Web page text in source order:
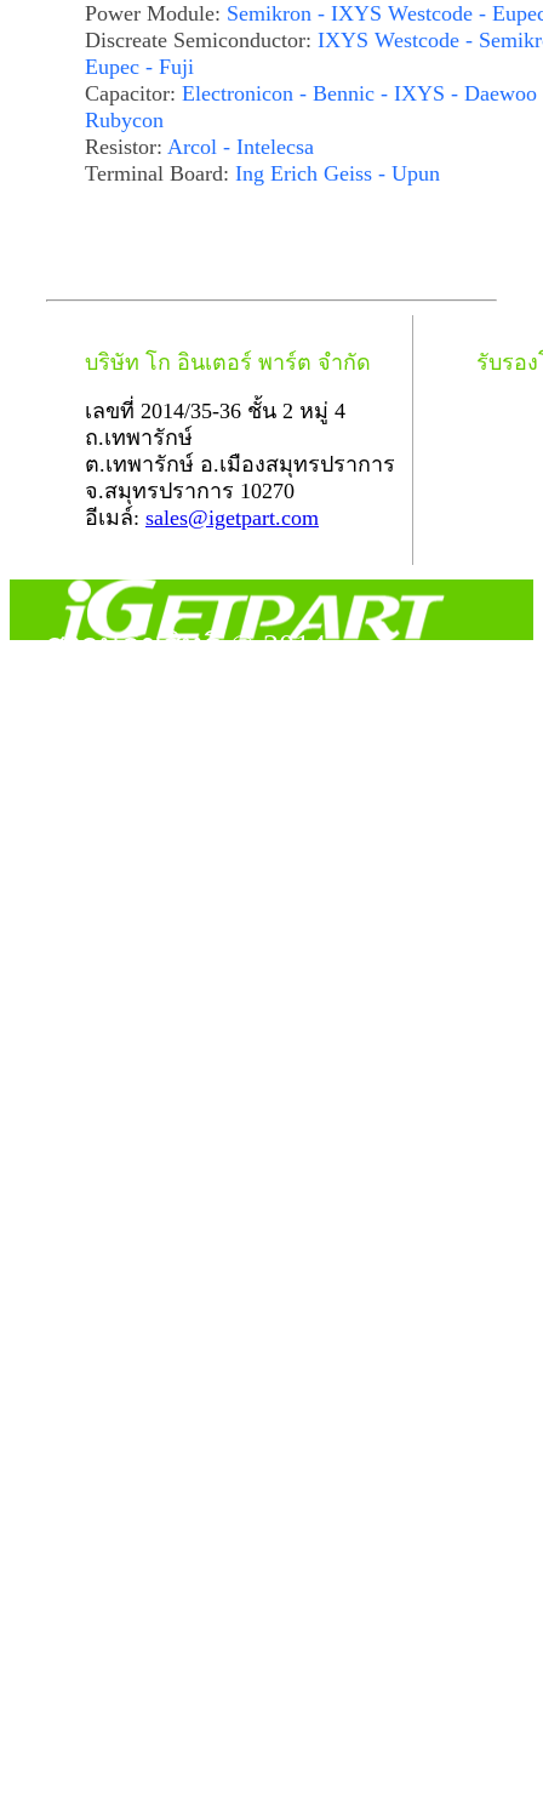
Power Module: Semikron - IXYS Westcode -
Discreate Semiconductor: IXYS Westcode -
Eupec - Fuji
Capacitor: Electronicon - Bennic - IXYS - Daewoo
Rubycon
Resistor: Arcol - Intelecsa
Terminal Board: Ing Erich Geiss - Upun
บริษัท โก อินเตอร์ พาร์ต จำกัด
เลขที่ 2014/35-36 ชั้น 2 หมู่ 4
ถ.เทพารักษ์
ต.เทพารักษ์ อ.เมืองสมุทรปราการ
จ.สมุทรปราการ 10270
อีเมล์: sales@igetpart.com
รับรอ
สงวนลิขสิทธิ์ © 2014